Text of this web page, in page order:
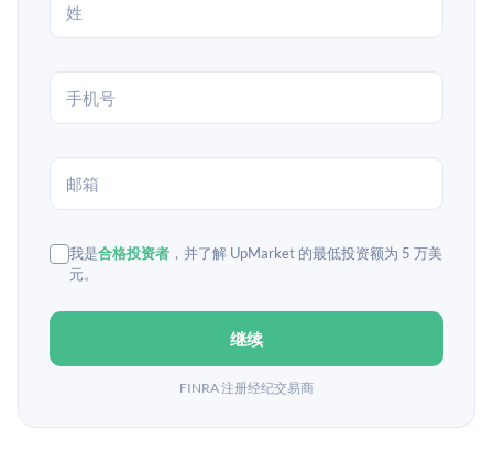
我是合格投资者 ，并了解 UpMarket 的最低投资额为 5 万美
元。
继续
FINRA 注册经纪交易商